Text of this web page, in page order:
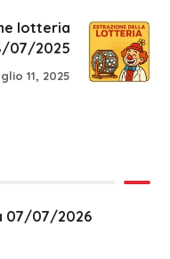
lotteria
07/2025
11, 2025
07/07/2026